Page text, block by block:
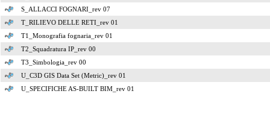
S_ALLACCI FOGNARI_rev 07
T_RILIEVO DELLE RETI_rev 01
T1_Monografia fognaria_rev 01
T2_Squadratura IP_rev 00
T3_Simbologia_rev 00
U_C3D GIS Data Set (Metric)_rev 01
U_SPECIFICHE AS-BUILT BIM_rev 01